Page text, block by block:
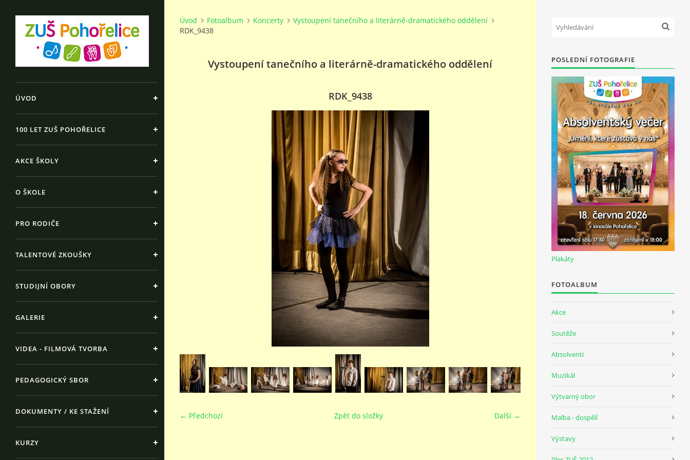
ÚVOD
100 LET ZUŠ POHOŘELICE
AKCE ŠKOLY
O ŠKOLE
PRO RODIČE
TALENTOVÉ ZKOUŠKY
STUDIJNÍ OBORY
GALERIE
VIDEA - FILMOVÁ TVORBA
PEDAGOGICKÝ SBOR
DOKUMENTY / KE STAŽENÍ
KURZY
Úvod Fotoalbum Koncerty
Vystoupení tanečního a literárně-dramatického oddělení
RDK_9438
Vystoupení tanečního a literárně-dramatického oddělení
RDK_9438
← Předchozí Další →
Zpět do složky
POSLEDNÍ FOTOGRAFIE
Plakáty
FOTOALBUM
Akce
Soutěže
Absolventi
Muzikál
Výtvarný obor
Malba - dospělí
Výstavy